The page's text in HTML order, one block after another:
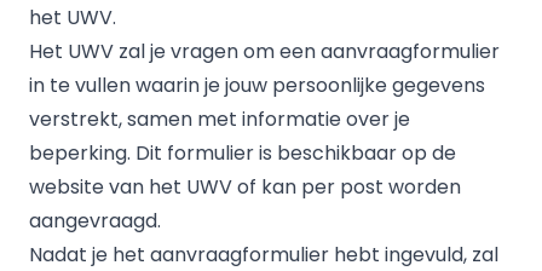
het UWV.
Het UWV zal je vragen om een aanvraagformulier
in te vullen waarin je jouw persoonlijke gegevens
verstrekt, samen met informatie over je
beperking. Dit formulier is beschikbaar op de
website van het UWV of kan per post worden
aangevraagd.
Nadat je het aanvraagformulier hebt ingevuld, zal